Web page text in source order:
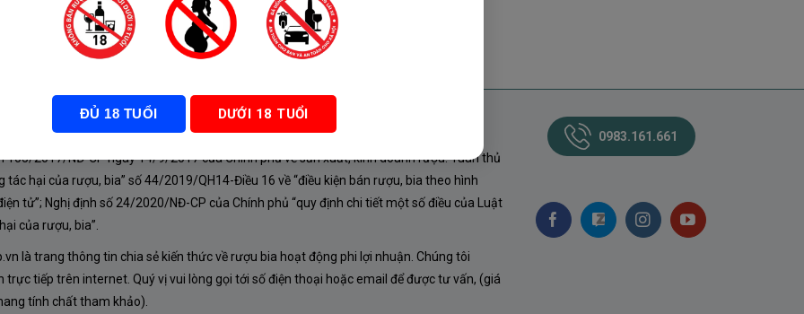
SÁCH
105/2017/NĐ-CP ngày 14/9/2017 của Chính phủ về sản xuất, kinh doanh rượu. Tuân thủ
tác hại của rượu, bia” số 44/2019/QH14-Điều 16 về “điều kiện bán rượu, bia theo hình
tử”; Nghị định số 24/2020/NĐ-CP của Chính phủ “quy định chi tiết một số điều của Luật
của rượu, bia”.
là trang thông tin chia sẻ kiến thức về rượu bia hoạt động phi lợi nhuận. Chúng tôi
trực tiếp trên internet. Quý vị vui lòng gọi tới số điện thoại hoặc email để được tư vấn, (giá
tính chất tham khảo).
0983.161.661
ĐỦ 18 TUỔI DƯỚI 18 TUỔI